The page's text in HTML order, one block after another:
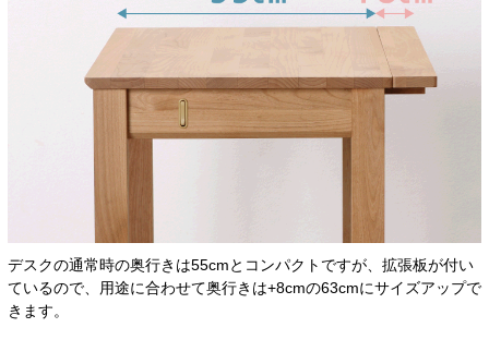
デスクの通常時の奥行きは55cmとコンパクトですが、拡張板が付い
ているので、用途に合わせて奥行きは+8cmの63cmにサイズアップで
きます。